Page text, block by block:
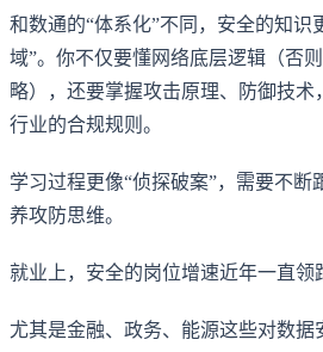
和数通的“体系化”不同，安全的知识
域”。你不仅要懂网络底层逻辑（否
略），还要掌握攻击原理、防御技
行业的合规规则。
学习过程更像“侦探破案”，需要不断
养攻防思维。
就业上，安全的岗位增速近年一直领
尤其是金融、政务、能源这些对数据